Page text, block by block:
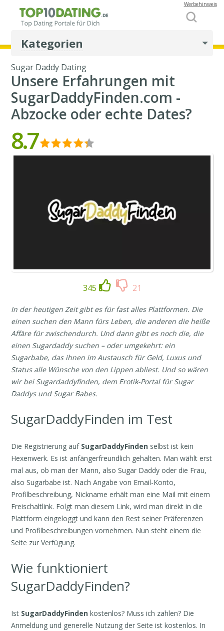
Werbehinweis
Kategorien
Sugar Daddy Dating
Unsere Erfahrungen mit
SugarDaddyFinden.com -
Abzocke oder echte Dates?
8.7
345 21
In der heutigen Zeit gibt es für fast alles Plattformen. Die
einen suchen den Mann fürs Leben, die anderen die heiße
Affäre für zwischendurch. Und dann gibt es noch die, die
einen Sugardaddy suchen – oder umgekehrt: ein
Sugarbabe, das ihnen im Austausch für Geld, Luxus und
Status alle Wünsche von den Lippen abliest. Und so wären
wir bei Sugardaddyfinden, dem Erotik-Portal für Sugar
Daddys und Sugar Babes.
SugarDaddyFinden im Test
Die Registrierung auf SugarDaddyFinden selbst ist kein
Hexenwerk. Es ist anfängerfreundlich gehalten. Man wählt erst
mal aus, ob man der Mann, also Sugar Daddy oder die Frau,
also Sugarbabe ist. Nach Angabe von Email-Konto,
Profilbeschreibung, Nickname erhält man eine Mail mit einem
Freischaltlink. Folgt man diesem Link, wird man direkt in die
Plattform eingeloggt und kann den Rest seiner Präferenzen
und Profilbeschreibungen vornehmen. Nun steht einem die
Seite zur Verfügung.
Wie funktioniert
SugarDaddyFinden?
Ist SugarDaddyFinden kostenlos? Muss ich zahlen? Die
Anmeldung und generelle Nutzung der Seite ist kostenlos. In